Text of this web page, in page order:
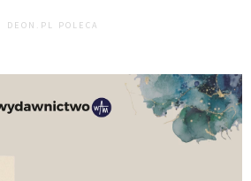
DEON.PL POLECA